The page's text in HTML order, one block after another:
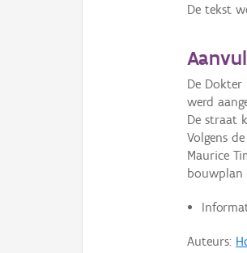
De tekst
De Dokter
werd
De straat
Volgens
Maurice
bouwplan
Auteurs: